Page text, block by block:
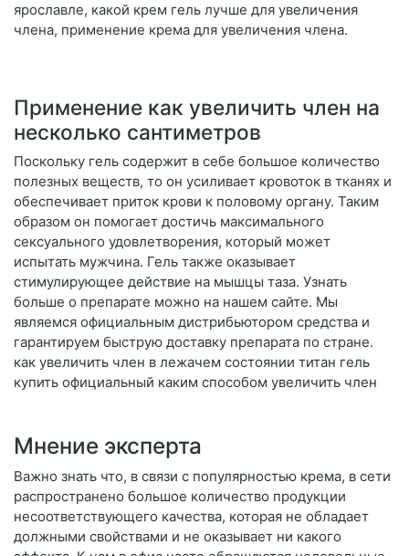
ярославле, какой крем гель лучше для увеличения
члена, применение крема для увеличения члена.
Применение как увеличить член на
несколько сантиметров
Поскольку гель содержит в себе большое количество
полезных веществ, то он усиливает кровоток в тканях и
обеспечивает приток крови к половому органу. Таким
образом он помогает достичь максимального
сексуального удовлетворения, который может
испытать мужчина. Гель также оказывает
стимулирующее действие на мышцы таза. Узнать
больше о препарате можно на нашем сайте. Мы
являемся официальным дистрибьютором средства и
гарантируем быструю доставку препарата по стране.
как увеличить член в лежачем состоянии титан гель
купить официальный каким способом увеличить член
Мнение эксперта
Важно знать что, в связи с популярностью крема, в сети
распространено большое количество продукции
несоответствующего качества, которая не обладает
должными свойствами и не оказывает ни какого